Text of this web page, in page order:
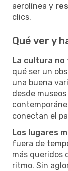
aerolínea y
clics.
Qué ver y
La cultura
qué ser un
una buena
desde
conectan el
Los lugares
fuera de
más queridos
ritmo. Sin